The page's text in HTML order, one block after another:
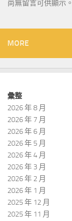
尚無留言可供顯示。
MORE
彙整
2026 年 8 月
2026 年 7 月
2026 年 6 月
2026 年 5 月
2026 年 4 月
2026 年 3 月
2026 年 2 月
2026 年 1 月
2025 年 12 月
2025 年 11 月